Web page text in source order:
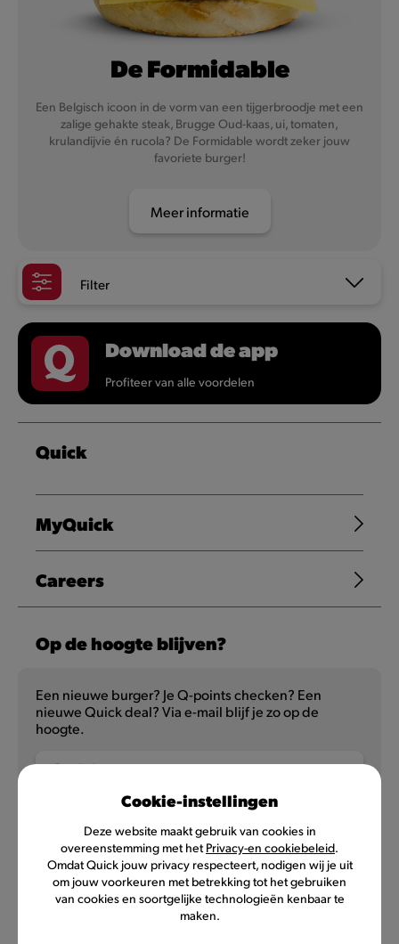
De Formidable
Een Belgisch icoon in de vorm van een tijgerbroodje met een
zalige gehakte steak, Brugge Oud-kaas, ui, tomaten,
krulandijvie én rucola? De Formidable wordt zeker jouw
favoriete burger!
Meer informatie
Filter
Download de app
Profiteer van alle voordelen
Quick
MyQuick
Careers
Op de hoogte blijven?
Een nieuwe burger? Je Q-points checken? Een
nieuwe Quick deal? Via e-mail blijf je zo op de
hoogte.
E-mailadres
NL
Cookie-instellingen
Deze website maakt gebruik van cookies in
overeenstemming met het Privacy-en cookiebeleid.
Omdat Quick jouw privacy respecteert, nodigen wij je uit
om jouw voorkeuren met betrekking tot het gebruiken
van cookies en soortgelijke technologieën kenbaar te
maken.